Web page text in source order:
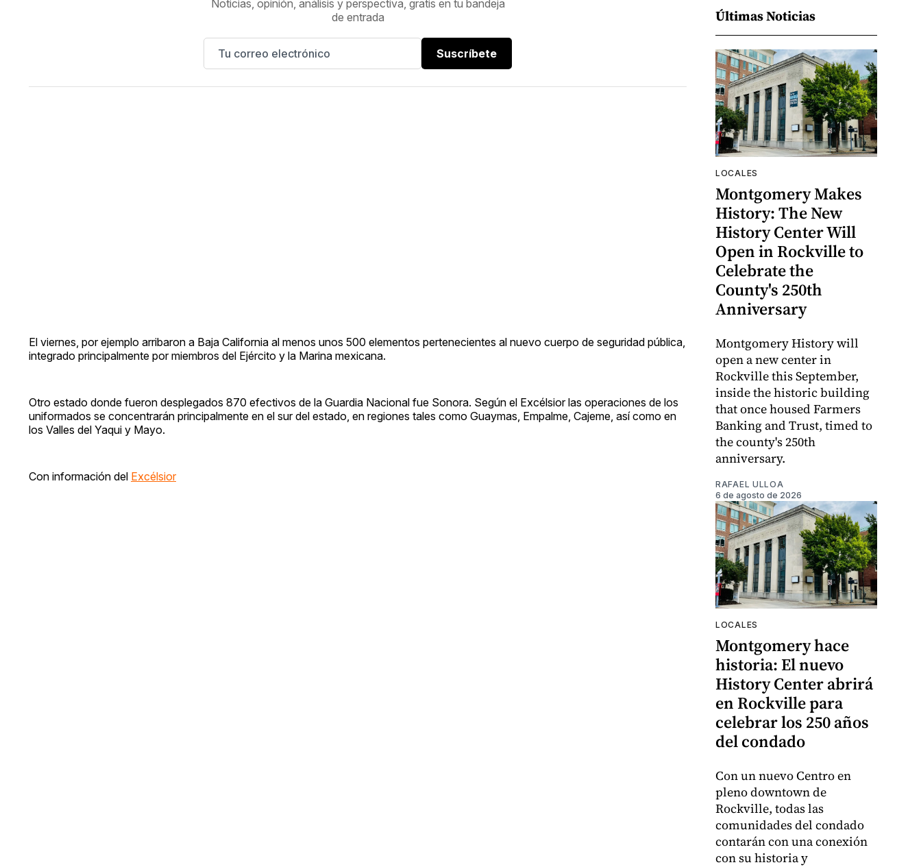
Noticias, opinión, análisis y perspectiva, gratis en tu bandeja
de entrada
Suscríbete
El viernes, por ejemplo arribaron a Baja California al menos unos 500 elementos pertenecientes al nuevo cuerpo de seguridad pública,
integrado principalmente por miembros del Ejército y la Marina mexicana.
Otro estado donde fueron desplegados 870 efectivos de la Guardia Nacional fue Sonora. Según el Excélsior las operaciones de los
uniformados se concentrarán principalmente en el sur del estado, en regiones tales como Guaymas, Empalme, Cajeme, así como en
los Valles del Yaqui y Mayo.
Con información del Excélsior
Últimas Noticias
LOCALES
Montgomery Makes
History: The New
History Center Will
Open in Rockville to
Celebrate the
County's 250th
Anniversary
Montgomery History will
open a new center in
Rockville this September,
inside the historic building
that once housed Farmers
Banking and Trust, timed to
the county's 250th
anniversary.
RAFAEL ULLOA
6 de agosto de 2026
LOCALES
Montgomery hace
historia: El nuevo
History Center abrirá
en Rockville para
celebrar los 250 años
del condado
Con un nuevo Centro en
pleno downtown de
Rockville, todas las
comunidades del condado
contarán con una conexión
con su historia y